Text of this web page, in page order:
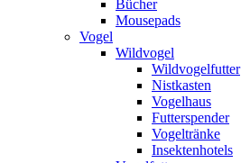
Bücher
Mousepads
Vogel
Wildvogel
Wildvogelfutter
Nistkasten
Vogelhaus
Futterspender
Vogeltränke
Insektenhotels